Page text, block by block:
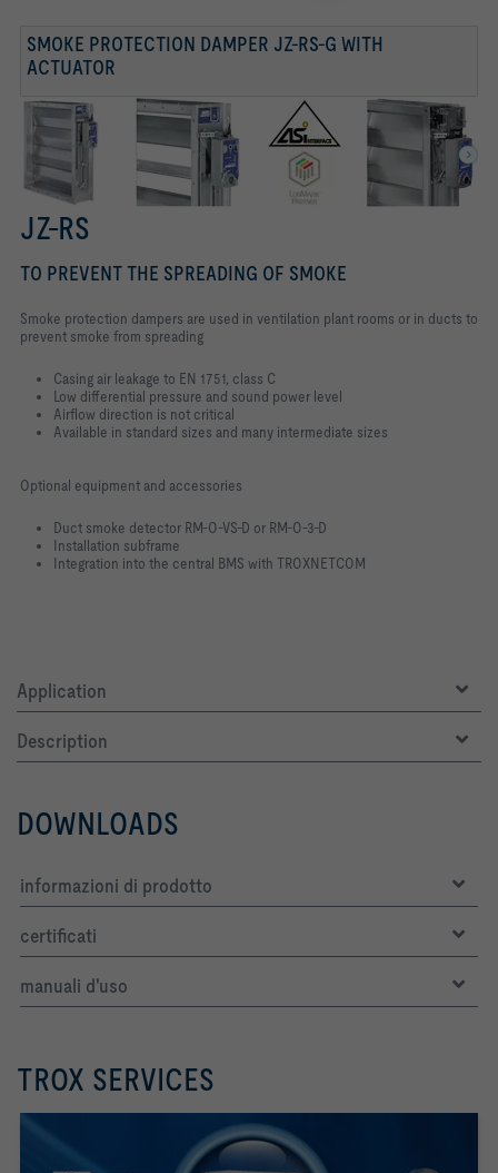
SMOKE PROTECTION DAMPER JZ-RS-G WITH
ACTUATOR
SMOKE PROTECTION DAMPER, TYPE JZ-RS, WITH
INSTALLATION SUBFRAME
JZ-RS
TO PREVENT THE SPREADING OF SMOKE
Smoke protection dampers are used in ventilation plant rooms or in ducts to
prevent smoke from spreading
Casing air leakage to EN 1751, class C
Low differential pressure and sound power level
Airflow direction is not critical
Available in standard sizes and many intermediate sizes
Optional equipment and accessories
Duct smoke detector RM-O-VS-D or RM-O-3-D
Installation subframe
Integration into the central BMS with TROXNETCOM
Application
Description
DOWNLOADS
informazioni di prodotto
certificati
manuali d'uso
TROX SERVICES